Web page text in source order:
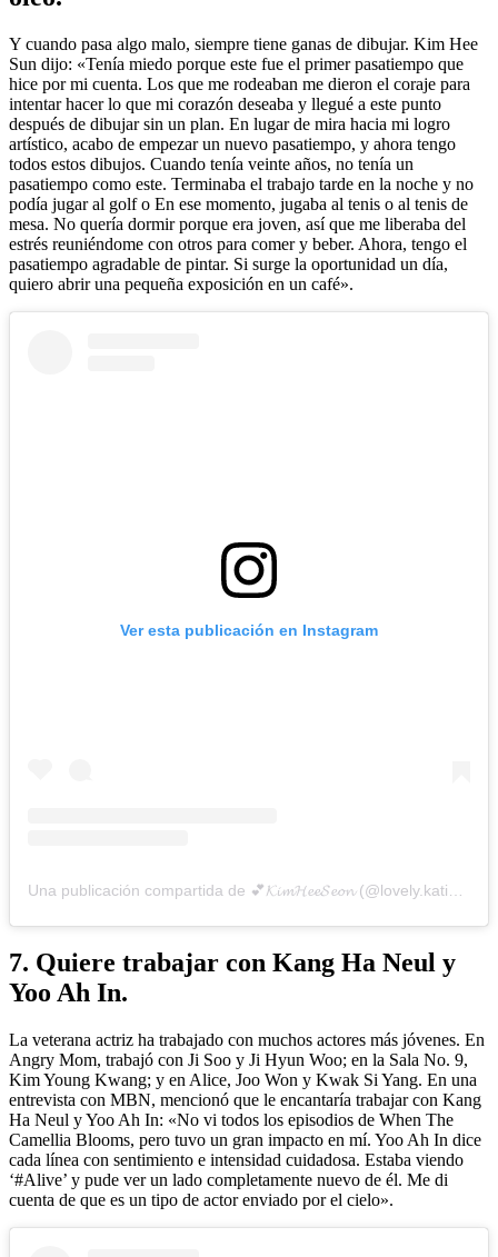
Y cuando pasa algo malo, siempre tiene ganas de dibujar. Kim Hee
Sun dijo: «Tenía miedo porque este fue el primer pasatiempo que
hice por mi cuenta. Los que me rodeaban me dieron el coraje para
intentar hacer lo que mi corazón deseaba y llegué a este punto
después de dibujar sin un plan. En lugar de mira hacia mi logro
artístico, acabo de empezar un nuevo pasatiempo, y ahora tengo
todos estos dibujos. Cuando tenía veinte años, no tenía un
pasatiempo como este. Terminaba el trabajo tarde en la noche y no
podía jugar al golf o En ese momento, jugaba al tenis o al tenis de
mesa. No quería dormir porque era joven, así que me liberaba del
estrés reuniéndome con otros para comer y beber. Ahora, tengo el
pasatiempo agradable de pintar. Si surge la oportunidad un día,
quiero abrir una pequeña exposición en un café».
Ver esta publicación en Instagram
Una publicación compartida de 💕𝓚𝓲𝓶𝓗𝓮𝓮𝓢𝓮𝓸𝓷 (@lovely.katie.k)
7. Quiere trabajar con Kang Ha Neul y
Yoo Ah In.
La veterana actriz ha trabajado con muchos actores más jóvenes. En
Angry Mom, trabajó con Ji Soo y Ji Hyun Woo; en la Sala No. 9,
Kim Young Kwang; y en Alice, Joo Won y Kwak Si Yang. En una
entrevista con MBN, mencionó que le encantaría trabajar con Kang
Ha Neul y Yoo Ah In: «No vi todos los episodios de When The
Camellia Blooms, pero tuvo un gran impacto en mí. Yoo Ah In dice
cada línea con sentimiento e intensidad cuidadosa. Estaba viendo
‘#Alive’ y pude ver un lado completamente nuevo de él. Me di
cuenta de que es un tipo de actor enviado por el cielo».